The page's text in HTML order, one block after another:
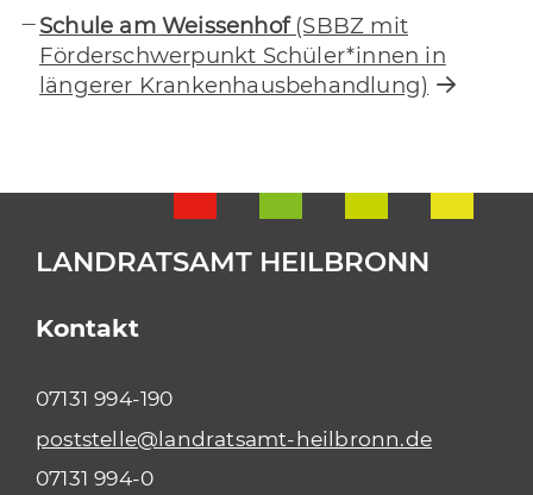
Schule am Weissenhof(SBBZ mit
Förderschwerpunkt Schüler*innen in
längerer Krankenhausbehandlung)
LANDRATSAMT HEILBRONN
Kontakt
poststelle@landratsamt-heilbronn.de
07131 994-0
07131 994-190